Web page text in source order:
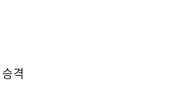
격